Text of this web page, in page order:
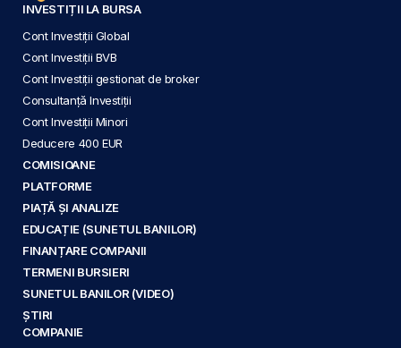
INVESTIȚII LA BURSA
Cont Investiții Global
Cont Investiții BVB
Cont Investiții gestionat de broker
Consultanță Investiții
Cont Investiții Minori
Deducere 400 EUR
COMISIOANE
PLATFORME
PIAȚĂ ȘI ANALIZE
EDUCAȚIE (SUNETUL BANILOR)
FINANȚARE COMPANII
TERMENI BURSIERI
SUNETUL BANILOR (VIDEO)
ȘTIRI
COMPANIE